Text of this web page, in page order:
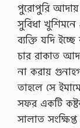
পুরোপুরি আদায়
সুবিধা
ব্যক্তি যদি
চার রাকাত
না করায়
তাহলে সে
সফর একটি
সালাত